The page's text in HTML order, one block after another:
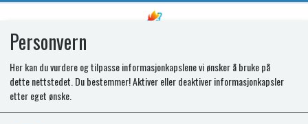
SR CONDENSER FAN T1152
Personvern
Her kan du vurdere og tilpasse informasjonkapslene vi ønsker å bruke på
dette nettstedet. Du bestemmer! Aktiver eller deaktiver informasjonkapsler
etter eget ønske.